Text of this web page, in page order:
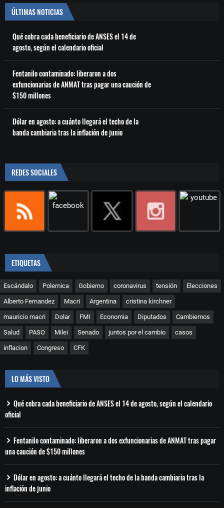
ÚLTIMAS NOTICIAS
Qué cobra cada beneficiario de ANSES el 14 de
agosto, según el calendario oficial
Fentanilo contaminado: liberaron a dos
exfuncionarias de ANMAT tras pagar una caución de
$150 millones
Dólar en agosto: a cuánto llegará el techo de la
banda cambiaria tras la inflación de junio
REDES SOCIALES
ETIQUETAS
Escándalo Polemica Gobierno coronavirus tensión Elecciones
Alberto Fernandez Macri Argentina cristina kirchner
mauricio macri Dolar FMI Economia Diputados Cambiemos
Salud PASO Milei Senado juntos por el cambio casos
inflacion Congreso CFK
LO MÁS VISTO
Qué cobra cada beneficiario de ANSES el 14 de agosto, según el calendario
oficial
Fentanilo contaminado: liberaron a dos exfuncionarias de ANMAT tras pagar
una caución de $150 millones
Dólar en agosto: a cuánto llegará el techo de la banda cambiaria tras la
inflación de junio